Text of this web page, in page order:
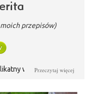
przepisów)
w smaku deser z
Przeczytaj więcej